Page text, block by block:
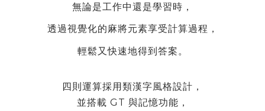
無論是工作中還是學習時，
透過視覺化的麻將元素享受計算過程，
輕鬆又快速地得到答案。
四則運算採用類漢字風格設計，
並搭載 GT 與記憶功能，